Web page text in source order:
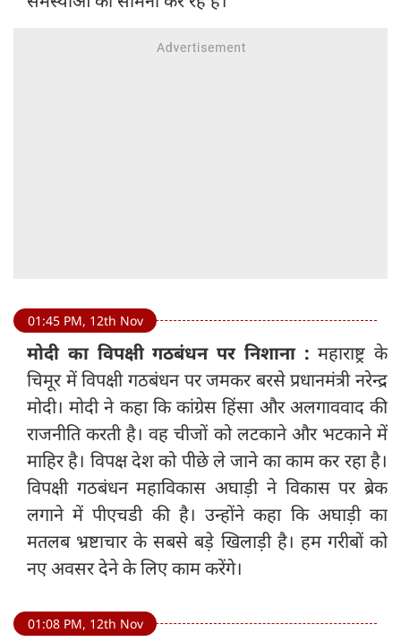
01:45 PM, 12th Nov
मोदी का विपक्षी गठबंधन पर निशाना :महाराष्ट्र के
चिमूर में विपक्षी गठबंधन पर जमकर बरसे प्रधानमंत्री नरेन्द्र
मोदी। मोदी ने कहा कि कांग्रेस हिंसा और अलगाववाद की
राजनीति करती है। वह चीजों को लटकाने और भटकाने में
माहिर है। विपक्ष देश को पीछे ले जाने का काम कर रहा है।
विपक्षी गठबंधन महाविकास अघाड़ी ने विकास पर ब्रेक
लगाने में पीएचडी की है। उन्होंने कहा कि अघाड़ी का
मतलब भ्रष्टाचार के सबसे बड़े खिलाड़ी है। हम गरीबों को
नए अवसर देने के लिए काम करेंगे।
01:08 PM, 12th Nov